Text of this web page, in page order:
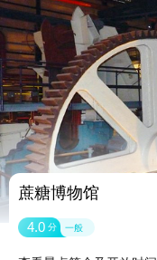
蔗糖博物馆
4.0 分 一般
